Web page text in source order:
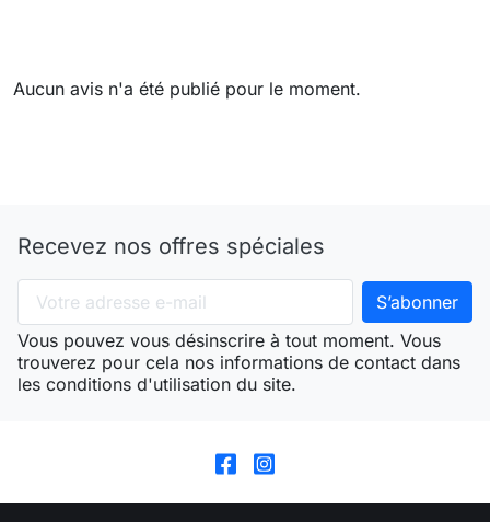
Aucun avis n'a été publié pour le moment.
Recevez nos offres spéciales
Vous pouvez vous désinscrire à tout moment. Vous
trouverez pour cela nos informations de contact dans
les conditions d'utilisation du site.